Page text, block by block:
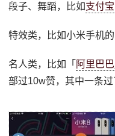
段子、舞蹈，比如支付宝
特效类，比如小米手机
名人类，比如「 阿里巴巴
部过10w赞，其中一条过